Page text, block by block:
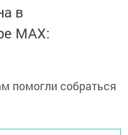
в
MАХ: